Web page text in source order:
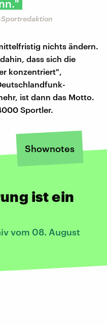
nichts ändern.
dass sich die
konzentriert",
ist dann das Motto.
Sportler.
Shownotes
ist ein
vom 08. August